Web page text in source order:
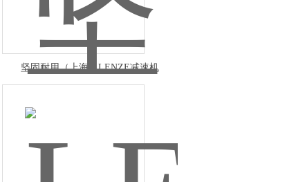
坚固耐用（上海）LENZE减速机